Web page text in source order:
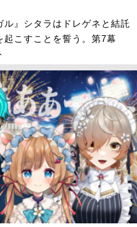
』シタラはドレゲネと結託
起こすことを誓う。第7幕